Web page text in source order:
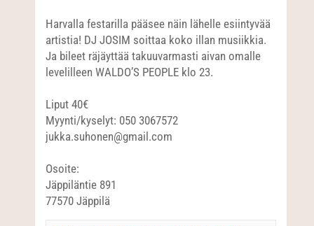
Harvalla festarilla pääsee näin lähelle esiintyvää
artistia! DJ JOSIM soittaa koko illan musiikkia.
Ja bileet räjäyttää takuuvarmasti aivan omalle
levelilleen WALDO’S PEOPLE klo 23.
Liput 40€
Myynti/kyselyt: 050 3067572
jukka.suhonen@gmail.com
Osoite:
Jäppiläntie 891
77570 Jäppilä